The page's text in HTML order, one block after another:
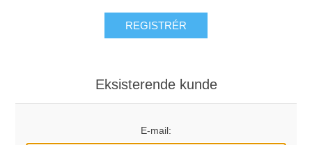
REGISTRÉR
Eksisterende kunde
E-mail: